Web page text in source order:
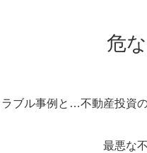
危
不動産トラブル事例と対策
最悪な